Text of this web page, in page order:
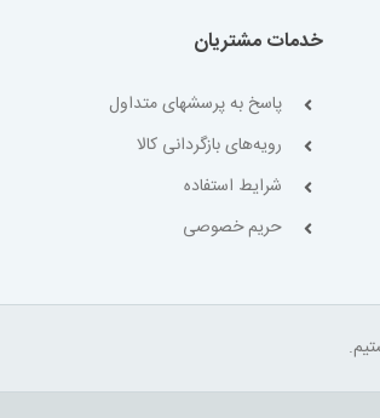
خدمات مشتریان
پاسخ به پرسشهای متداول
رویه‌های بازگردانی کالا
شرایط استفاده
حریم خصوصی